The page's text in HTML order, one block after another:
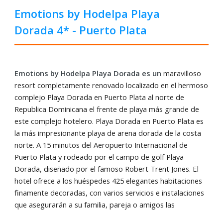
Emotions by Hodelpa Playa
Dorada 4* - Puerto Plata
Emotions by Hodelpa Playa Dorada es unmaravilloso
resort completamente renovado localizado en el hermoso
complejo Playa Dorada en Puerto Plata al norte de
Republica Dominicana el frente de playa más grande de
este complejo hotelero. Playa Dorada en Puerto Plata es
la más impresionante playa de arena dorada de la costa
norte. A 15 minutos del Aeropuerto Internacional de
Puerto Plata y rodeado por el campo de golf Playa
Dorada, diseñado por el famoso Robert Trent Jones. El
hotel ofrece a los huéspedes 425 elegantes habitaciones
finamente decoradas, con varios servicios e instalaciones
que asegurarán a su familia, pareja o amigos las